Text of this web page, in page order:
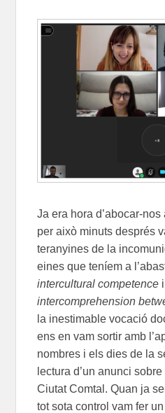
Ja era hora d’abocar-nos
per això minuts després
teranyines de la
eines que teníem a
intercultural competence
intercomprehension
la inestimable vocació
ens en vam sortir amb
nombres i els dies de la
lectura d’un anunci
Ciutat Comtal. Quan ja
tot sota control vam fer